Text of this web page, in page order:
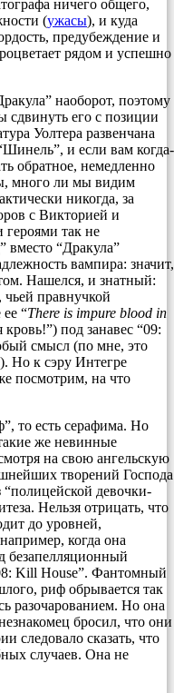
ничего общего,
(ужасы), и куда
предубеждение и
рядом и успешно
наоборот, поэтому
сдвинуть его с позиции
Уолтера развенчана
и если вам когда-
обратное, немедленно
много ли мы видим
никогда, за
с Викторией и
героями так не
вместо “Дракула”
вампира: значит,
Нашелся, и знатный:
чьей правнучкой
“There is impure blood in
под занавес “09:
смысл (по мне, это
Но к сэру Интегре
посмотрим, на что
то есть серафима. Но
же невинные
на свою ангельскую
творений Господа
“полицейской девочки-
Нельзя отрицать, что
до уровней,
когда она
безапелляционный
Kill House”. Фантомный
риф обрывается так
разочарованием. Но она
бросил, что они
следовало сказать, что
случаев. Она не